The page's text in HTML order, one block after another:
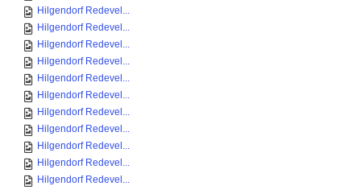
Hilgendorf Redevel...
Hilgendorf Redevel...
Hilgendorf Redevel...
Hilgendorf Redevel...
Hilgendorf Redevel...
Hilgendorf Redevel...
Hilgendorf Redevel...
Hilgendorf Redevel...
Hilgendorf Redevel...
Hilgendorf Redevel...
Hilgendorf Redevel...